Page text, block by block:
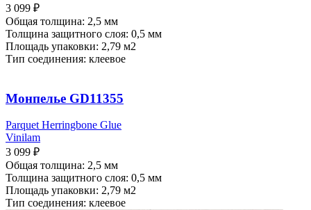
3 099 ₽
Общая толщина: 2,5 мм
Толщина защитного слоя: 0,5 мм
Площадь упаковки: 2,79 м2
Тип соединения: клеевое
Монпелье GD11355
Parquet Herringbone Glue
Vinilam
3 099 ₽
Общая толщина: 2,5 мм
Толщина защитного слоя: 0,5 мм
Площадь упаковки: 2,79 м2
Тип соединения: клеевое